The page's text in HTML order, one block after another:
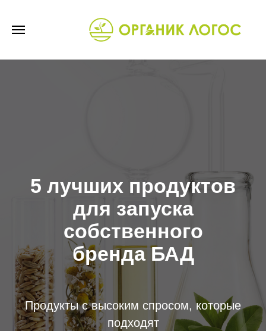
5 лучших продуктов
для запуска
собственного
бренда БАД
Продукты с высоким спросом, которые
подходят